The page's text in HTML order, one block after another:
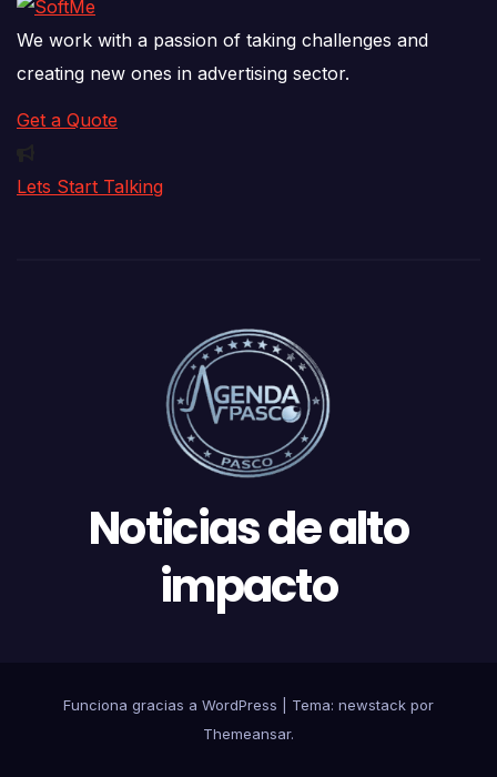
We work with a passion of taking challenges and
creating new ones in advertising sector.
Get a Quote
Lets Start Talking
Noticias de alto
impacto
Funciona gracias a WordPress
Tema: newstack por
Themeansar.